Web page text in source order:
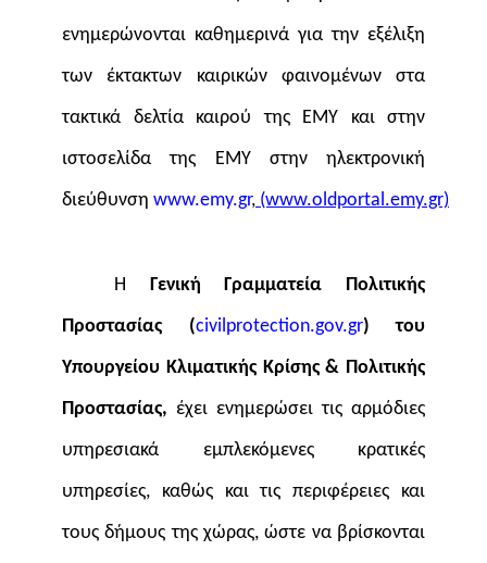
ενημερώνονται καθημερινά για την εξέλιξη
των έκτακτων καιρικών φαινομένων στα
τακτικά δελτία καιρού της ΕΜΥ και στην
ιστοσελίδα της ΕΜΥ στην ηλεκτρονική
διεύθυνση www.emy.gr, (www.oldportal.emy.gr)
Η Γενική Γραμματεία Πολιτικής
Προστασίας (civilprotection.gov.gr)
του
Υπουργείου Κλιματικής Κρίσης & Πολιτικής
Προστασίας, έχει ενημερώσει τις αρμόδιες
υπηρεσιακά εμπλεκόμενες κρατικές
υπηρεσίες, καθώς και τις περιφέρειες και
τους δήμους της χώρας, ώστε να βρίσκονται